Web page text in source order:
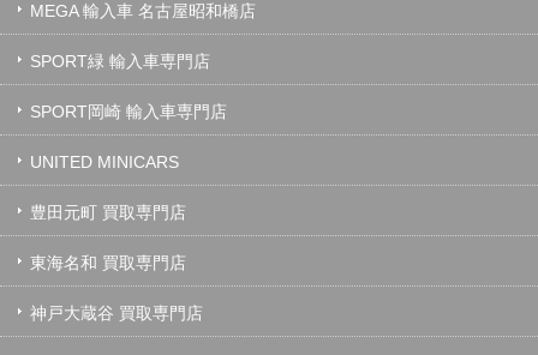
MEGA 輸入車 名古屋昭和橋店
SPORT緑 輸入車専門店
SPORT岡崎 輸入車専門店
UNITED MINICARS
豊田元町 買取専門店
東海名和 買取専門店
神戸大蔵谷 買取専門店